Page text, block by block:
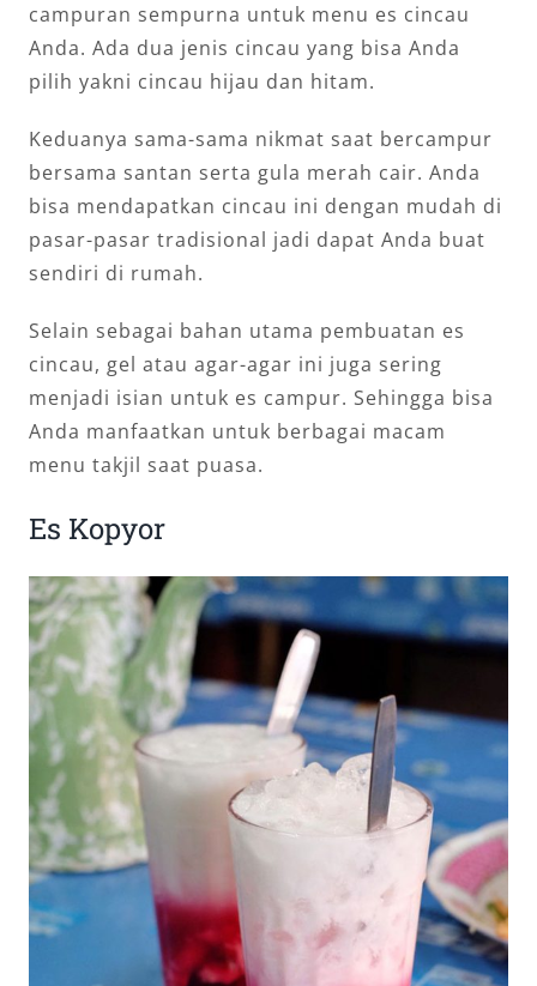
campuran sempurna untuk menu es cincau
Anda. Ada dua jenis cincau yang bisa Anda
pilih yakni cincau hijau dan hitam.
Keduanya sama-sama nikmat saat bercampur
bersama santan serta gula merah cair. Anda
bisa mendapatkan cincau ini dengan mudah di
pasar-pasar tradisional jadi dapat Anda buat
sendiri di rumah.
Selain sebagai bahan utama pembuatan es
cincau, gel atau agar-agar ini juga sering
menjadi isian untuk es campur. Sehingga bisa
Anda manfaatkan untuk berbagai macam
menu takjil saat puasa.
Es Kopyor